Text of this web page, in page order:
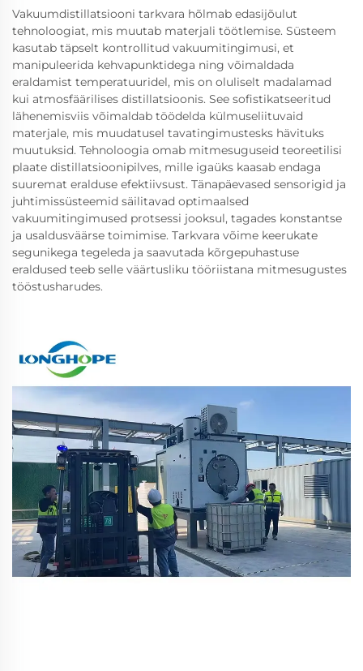
Vakuumdistillatsiooni tarkvara hõlmab edasijõulut
tehnoloogiat, mis muutab materjali töötlemise. Süsteem
kasutab täpselt kontrollitud vakuumitingimusi, et
manipuleerida kehvapunktidega ning võimaldada
eraldamist temperatuuridel, mis on oluliselt madalamad
kui atmosfäärilises distillatsioonis. See sofistikatseeritud
lähenemisviis võimaldab töödelda külmuseliituvaid
materjale, mis muudatusel tavatingimustesks hävituks
muutuksid. Tehnoloogia omab mitmesuguseid teoreetilisi
plaate distillatsioonipilves, mille igaüks kaasab endaga
suuremat eralduse efektiivsust. Tänapäevased sensorigid ja
juhtimissüsteemid säilitavad optimaalsed
vakuumitingimused protsessi jooksul, tagades konstantse
ja usaldusväärse toimimise. Tarkvara võime keerukate
segunikega tegeleda ja saavutada kõrgepuhastuse
eraldused teeb selle väärtusliku tööriistana mitmesugustes
tööstusharudes.